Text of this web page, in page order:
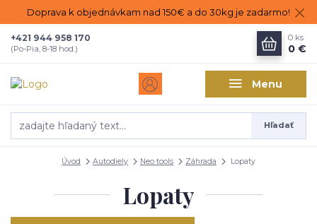
Doprava k objednávkam nad 150€ a do 30kg je zadarmo!
Menu
Hľadať
+421 944 958 170
(Po-Pia, 8-18 hod.)
0 ks
0 €
Úvod Autodiely Neo tools Záhrada Lopaty
Lopaty